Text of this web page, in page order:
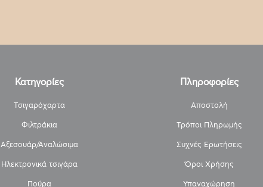
Κατηγορίες
Τσιγαρόχαρτα
Φιλτράκια
Αξεσουάρ/Αναλώσιμα
Ηλεκτρονικά τσιγάρα
Πούρα
Πληροφορίες
Αποστολή
Τρόποι Πληρωμής
Συχνές Ερωτήσεις
Όροι Χρήσης
Υπαναχώρηση